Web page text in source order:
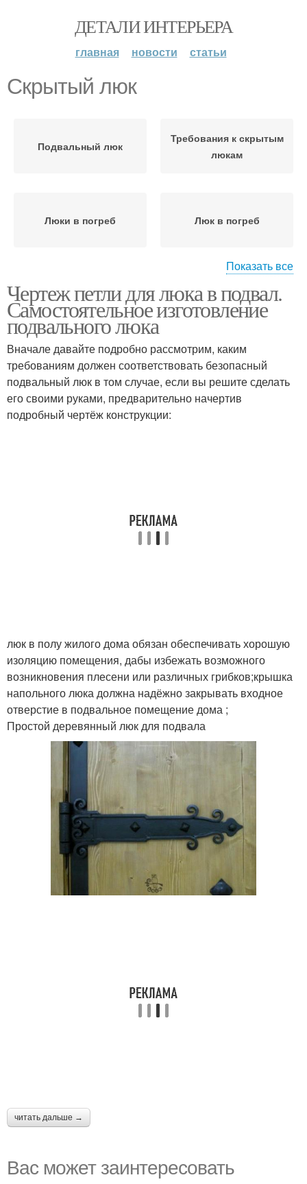
ДЕТАЛИ ИНТЕРЬЕРА
главная новости статьи
Скрытый люк
Подвальный люк
Требования к скрытым
люкам
Люки в погреб Люк в погреб
Люк в подвал
Показать все
Чертеж петли для люка в подвал.
Самостоятельное изготовление
подвального люка
Вначале давайте подробно рассмотрим, каким
требованиям должен соответствовать безопасный
подвальный люк в том случае, если вы решите сделать
его своими руками, предварительно начертив
подробный чертёж конструкции:
люк в полу жилого дома обязан обеспечивать хорошую
изоляцию помещения, дабы избежать возможного
возникновения плесени или различных грибков;крышка
напольного люка должна надёжно закрывать входное
отверстие в подвальное помещение дома ;
Простой деревянный люк для подвала
читать дальше →
Вас может заинтересовать